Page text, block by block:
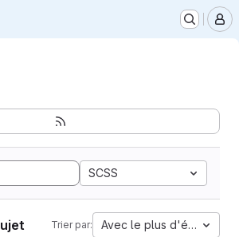
SCSS
Trier par: Avec le plus d'étoiles